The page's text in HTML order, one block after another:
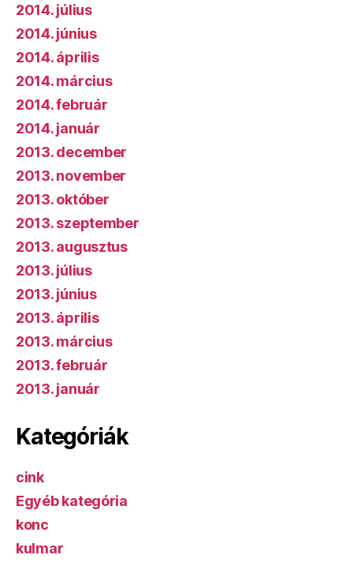
2014. július
2014. június
2014. április
2014. március
2014. február
2014. január
2013. december
2013. november
2013. október
2013. szeptember
2013. augusztus
2013. július
2013. június
2013. április
2013. március
2013. február
2013. január
Kategóriák
cink
Egyéb kategória
konc
kulmar